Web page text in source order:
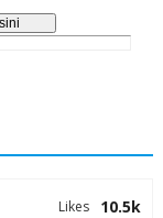
10.5k
Likes